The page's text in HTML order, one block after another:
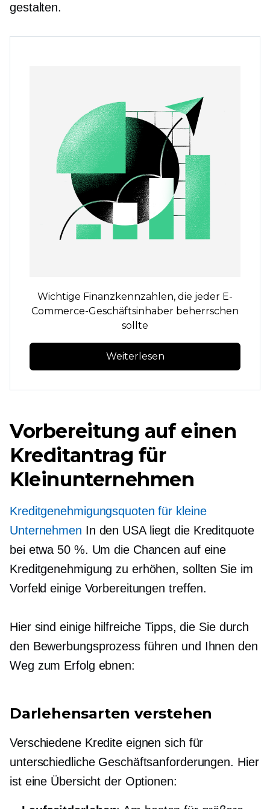
gestalten.
Wichtige Finanzkennzahlen, die jeder E-
Commerce-Geschäftsinhaber beherrschen
sollte
Weiterlesen
Vorbereitung auf einen
Kreditantrag für
Kleinunternehmen
Kreditgenehmigungsquoten für kleine
Unternehmen In den USA liegt die Kreditquote
bei etwa 50 %. Um die Chancen auf eine
Kreditgenehmigung zu erhöhen, sollten Sie im
Vorfeld einige Vorbereitungen treffen.
Hier sind einige hilfreiche Tipps, die Sie durch
den Bewerbungsprozess führen und Ihnen den
Weg zum Erfolg ebnen:
Darlehensarten verstehen
Verschiedene Kredite eignen sich für
unterschiedliche Geschäftsanforderungen. Hier
ist eine Übersicht der Optionen: